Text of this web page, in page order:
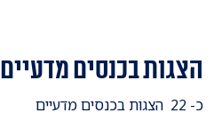
הצגות בכנסים מדעיים
כ- 22 הצגות בכנסים מדעיים